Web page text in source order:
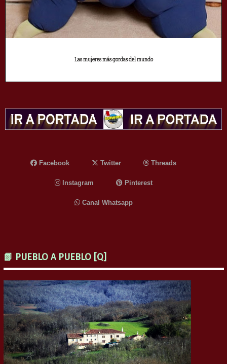
Las mujeres más gordas del mundo
Facebook Twitter Threads
Instagram Pinterest
Canal Whatsapp
📗 PUEBLO A PUEBLO [Q]